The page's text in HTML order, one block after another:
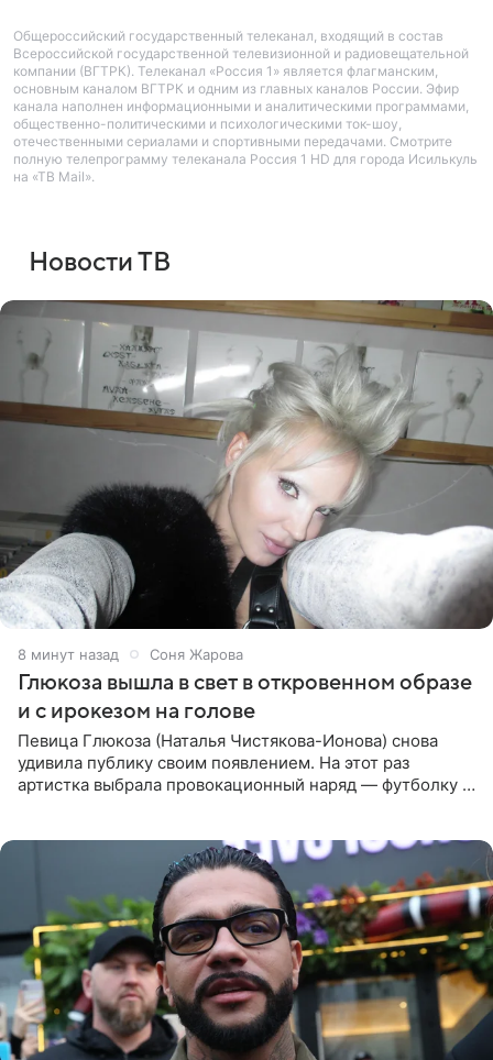
Общероссийский государственный телеканал, входящий в состав
Всероссийской государственной телевизионной и радиовещательной
компании (ВГТРК). Телеканал «Россия 1» является флагманским,
основным каналом ВГТРК и одним из главных каналов России. Эфир
канала наполнен информационными и аналитическими программами,
общественно-политическими и психологическими ток-шоу,
отечественными сериалами и спортивными передачами. Смотрите
полную телепрограмму телеканала Россия 1 HD для города Исилькуль
на «ТВ Mail».
Новости ТВ
8 минут назад Соня Жарова
Глюкоза вышла в свет в откровенном образе
и с ирокезом на голове
Певица Глюкоза (Наталья Чистякова-Ионова) снова
удивила публику своим появлением. На этот раз
артистка выбрала провокационный наряд — футболку с